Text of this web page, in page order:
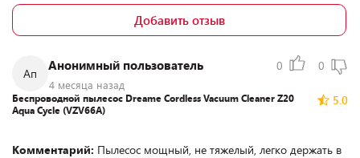
Добавить отзыв
Ап
Анонимный пользователь
4 месяца назад
0 0
5.0
Беспроводной пылесос Dreame Cordless Vacuum Cleaner Z20
Aqua Cycle (VZV66A)
Комментарий: Пылесос мощный, не тяжелый, легко держать в